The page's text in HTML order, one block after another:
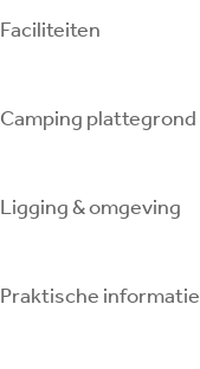
Faciliteiten
Camping plattegrond
Ligging & omgeving
Praktische informatie